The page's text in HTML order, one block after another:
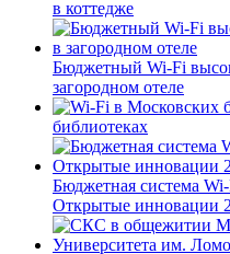
в коттедже
Бюджетный Wi-Fi
загородном отеле
библиотеках
Бюджетная система
Открытые инновации